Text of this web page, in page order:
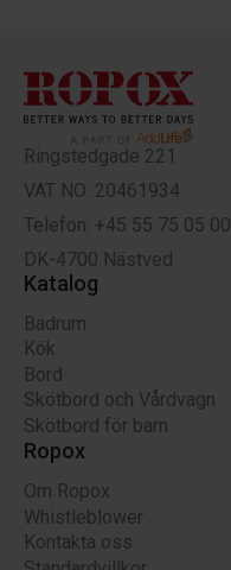
Ringstedgade 221
VAT NO: 20461934
Telefon: +45 55 75 05 00
DK-4700 Nästved
Katalog
Badrum
Kök
Bord
Skötbord och Vårdvagn
Skötbord för barn
Ropox
Om Ropox
Whistleblower
Kontakta oss